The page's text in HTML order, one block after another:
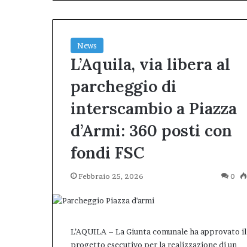
News
L’Aquila, via libera al
parcheggio di
interscambio a Piazza
d’Armi: 360 posti con
fondi FSC
Febbraio 25, 2026 0
L’AQUILA – La Giunta comunale ha approvato il
progetto esecutivo per la realizzazione di un